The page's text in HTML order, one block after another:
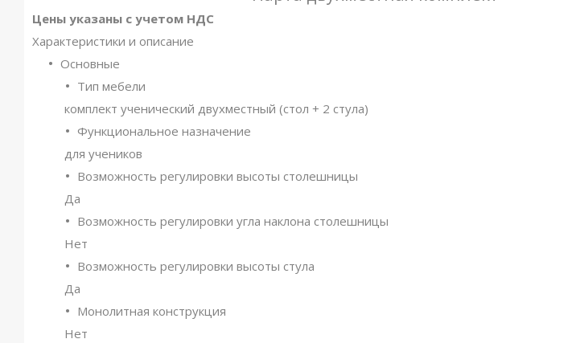
Цены указаны с учетом НДС
Характеристики и описание
Основные
Тип мебели
комплект ученический двухместный (стол + 2 стула)
Функциональное назначение
для учеников
Возможность регулировки высоты столешницы
Да
Возможность регулировки угла наклона столешницы
Нет
Возможность регулировки высоты стула
Да
Монолитная конструкция
Нет